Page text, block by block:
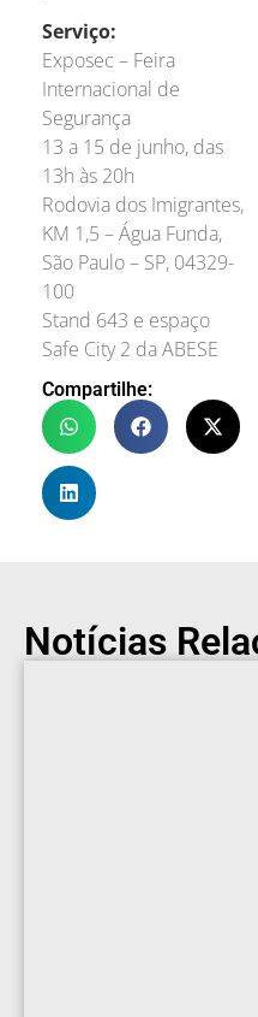
Serviço:
Exposec – Feira
Internacional de
Segurança
13 a 15 de junho, das
13h às 20h
Rodovia dos Imigrantes,
KM 1,5 – Água Funda,
São Paulo – SP, 04329-
100
Stand 643 e espaço
Safe City 2 da ABESE
Compartilhe:
Notícias